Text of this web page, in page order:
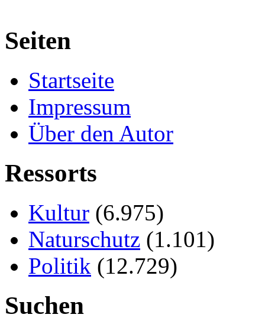
Seiten
Startseite
Impressum
Über den Autor
Ressorts
Kultur (6.975)
Naturschutz (1.101)
Politik (12.729)
Suchen